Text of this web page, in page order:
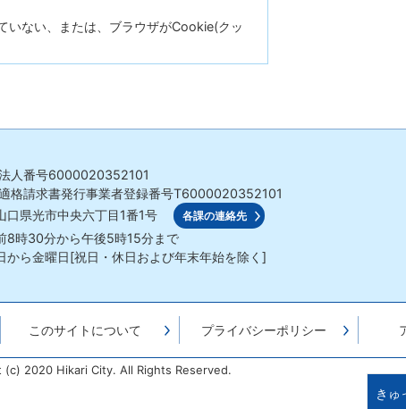
いない、または、ブラウザがCookie(クッ
人番号6000020352101
格請求書発行事業者登録番号T6000020352101
口県光市中央六丁目1番1号 各課の連絡先
8時30分から午後5時15分まで
から金曜日[祝日・休日および年末年始を除く]
このサイトについて プライバシーポリシー
(c) 2020 Hikari City. All Rights Reserved.
きゅ